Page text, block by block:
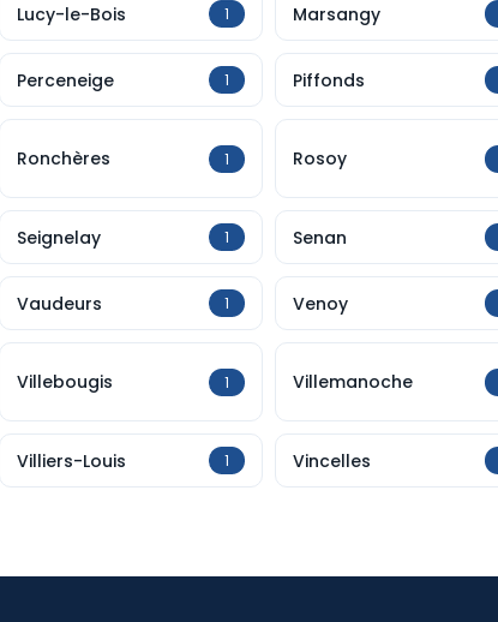
Lucy-le-Bois 1 Marsangy
Perceneige 1 Piffonds
Ronchères 1 Rosoy
Seignelay 1 Senan
Vaudeurs 1 Venoy
Villebougis 1 Villemanoche
Villiers-Louis 1 Vincelles